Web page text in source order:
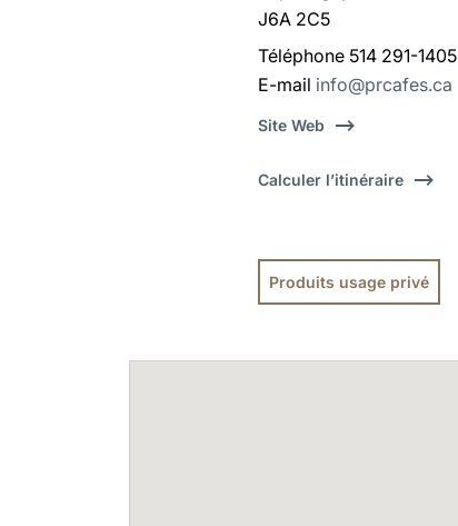
J6A 2C5
Téléphone 514 291-1405
E-mail info@prcafes.ca
Site Web
Calculer l’itinéraire
Produits usage privé